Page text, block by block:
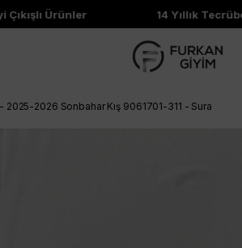
Ürünler 14 Yıllık Tecrübe
2025-2026 Sonbahar Kış 9061701-311 - Sura